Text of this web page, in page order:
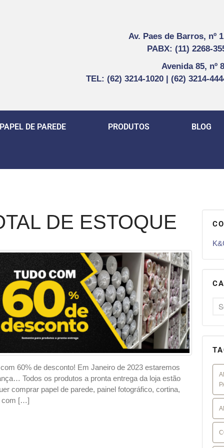
Av. Paes de Barros, nº
PABX: (11) 2268-
Avenida 85, nº
TEL: (62) 3214-1020 | (62) 3214-
PAPEL DE PAREDE PRODUTOS BLOG
DE ESTOQUE
60% de desconto! Em Janeiro de 2023 estaremos
Todos os produtos a pronta entrega da loja estão
comprar papel de parede, painel fotográfico, cortina,
com […]